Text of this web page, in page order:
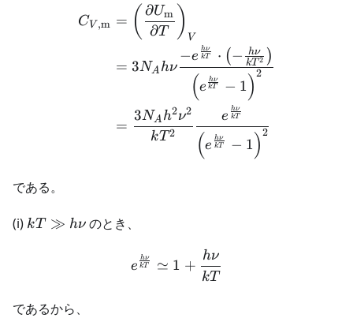
\begin{aligned} C_{V,
CV ,m = ( ∂T
∂Um ) V
= 3NA hν
(e kT
hν − 1)2
−e kT
hν ⋅ (− kT2
hν )
=
kT 2
3NA h2ν2
(e kT
hν − 1)2
e kT
hν
である。
(i) kT
kT ≫ hν のとき、
\begin{aligned}
e kT
hν ≃ 1 +
kT
hν
であるから、